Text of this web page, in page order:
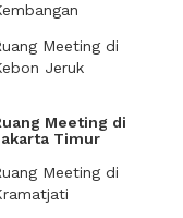
Meeting di
Jeruk
Meeting di
Timur
Meeting di